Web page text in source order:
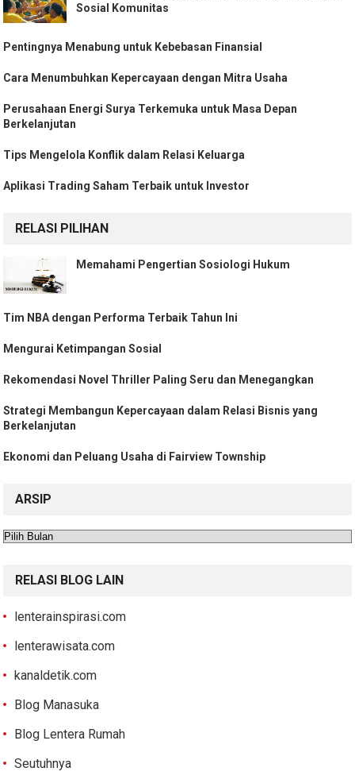
Sosial Komunitas
Pentingnya Menabung untuk Kebebasan Finansial
Cara Menumbuhkan Kepercayaan dengan Mitra Usaha
Perusahaan Energi Surya Terkemuka untuk Masa Depan
Berkelanjutan
Tips Mengelola Konflik dalam Relasi Keluarga
Aplikasi Trading Saham Terbaik untuk Investor
RELASI PILIHAN
Memahami Pengertian Sosiologi Hukum
Tim NBA dengan Performa Terbaik Tahun Ini
Mengurai Ketimpangan Sosial
Rekomendasi Novel Thriller Paling Seru dan Menegangkan
Strategi Membangun Kepercayaan dalam Relasi Bisnis yang
Berkelanjutan
Ekonomi dan Peluang Usaha di Fairview Township
ARSIP
Arsip
RELASI BLOG LAIN
lenterainspirasi.com
lenterawisata.com
kanaldetik.com
Blog Manasuka
Blog Lentera Rumah
Seutuhnya